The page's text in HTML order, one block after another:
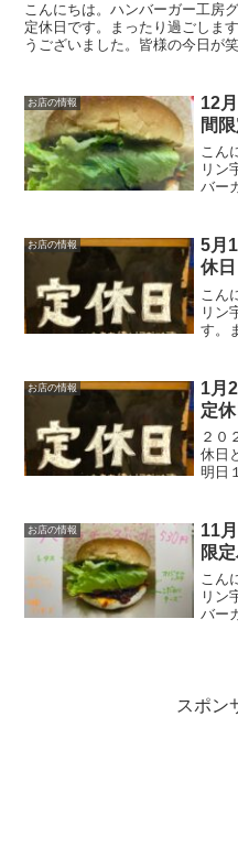
こんにちは。ハンバーガー工房
定休日です。まったり過ごしま
うございました。皆様の今日が
お店の情報
12
間
こん
リン
バー
秘伝
バン
お店の情報
5月
休日
こん
リン
す。
にな
お店の情報
1月
定休
２０
休日
明日
一日
い。
お店の情報
11
限
こん
リン
バー
スポン